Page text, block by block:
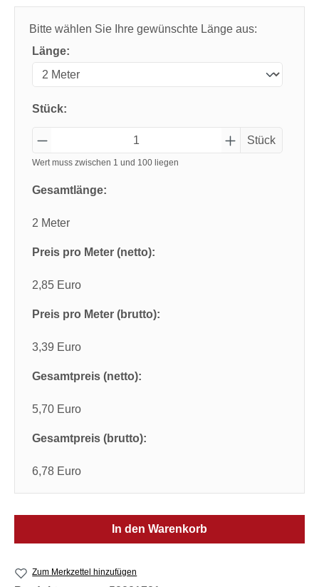
Bitte wählen Sie Ihre gewünschte Länge aus:
Länge:
Stück:
Stück
Wert muss zwischen 1 und 100 liegen
Gesamtlänge:
2 Meter
Preis pro Meter (netto):
2,85 Euro
Preis pro Meter (brutto):
3,39 Euro
Gesamtpreis (netto):
5,70 Euro
Gesamtpreis (brutto):
6,78 Euro
In den Warenkorb
Zum Merkzettel hinzufügen